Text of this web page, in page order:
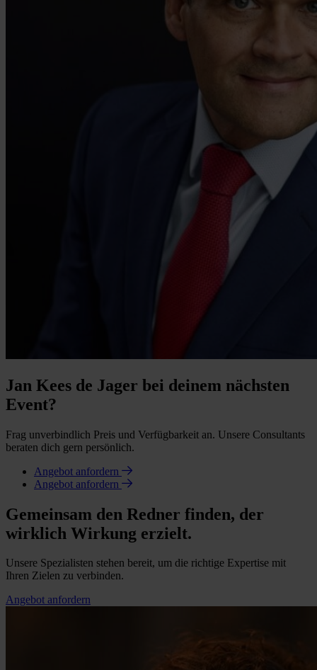
Jan Kees de Jager bei deinem nächsten
Event?
Frag unverbindlich Preis und Verfügbarkeit an. Unsere Consultants
beraten dich gern persönlich.
Angebot anfordern
Angebot anfordern
Gemeinsam den Redner finden, der
wirklich Wirkung erzielt.
Unsere Spezialisten stehen bereit, um die richtige Expertise mit
Ihren Zielen zu verbinden.
Angebot anfordern